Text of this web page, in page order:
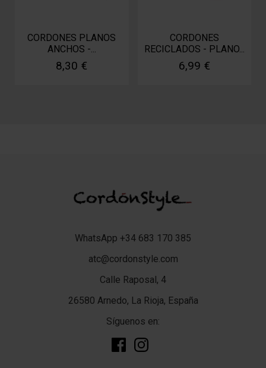
CORDONES PLANOS
ANCHOS -...
8,30 €
CORDONES
RECICLADOS - PLANO...
6,99 €
WhatsApp +34 683 170 385
atc@cordonstyle.com
Calle Raposal, 4
26580 Arnedo, La Rioja, España
Síguenos en: